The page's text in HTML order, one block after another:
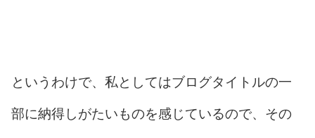
というわけで、私としてはブログタイトルの一
部に納得しがたいものを感じているので、その